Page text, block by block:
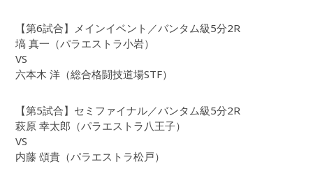
【第6試合】メインイベント／バンタム級5分2R
塙 真一（パラエストラ小岩）
VS
六本木 洋（総合格闘技道場STF）
【第5試合】セミファイナル／バンタム級5分2R
萩原 幸太郎（パラエストラ八王子）
VS
内藤 頌貴（パラエストラ松戸）